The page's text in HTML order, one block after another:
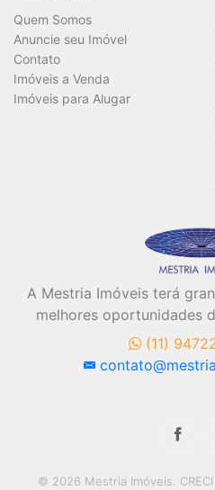
Quem Somos
Anuncie seu Imóvel
Contato
Imóveis a Venda
Imóveis para Alugar
A Mestria Imóveis terá
melhores oportunidades
(11)
© 2026 Mestria Imóveis.